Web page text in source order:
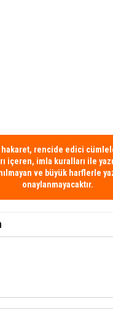
hakaret, rencide edici
içeren, imla kuralları ile
ve büyük harflerle
onaylanmayacaktır.